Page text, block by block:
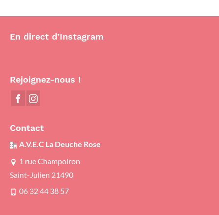
En direct d’Instagram
Rejoignez-nous !
Contact
A.V.E.C La Deuche Rose
1 rue Champoiron
Saint-Julien 21490
06 32 44 38 57